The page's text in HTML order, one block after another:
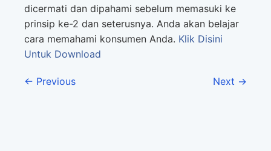
dicermati dan dipahami sebelum memasuki ke
prinsip ke-2 dan seterusnya. Anda akan belajar
cara memahami konsumen Anda. Klik Disini
Untuk Download
← Previous Next →